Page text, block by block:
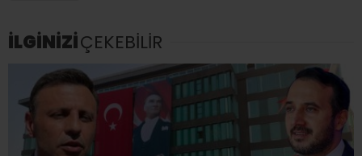
İLGİNİZİÇEKEBİLİR